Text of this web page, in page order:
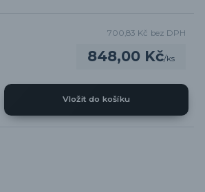
848,00 Kč/ks
700,83 Kč bez DPH
Vložit do košíku